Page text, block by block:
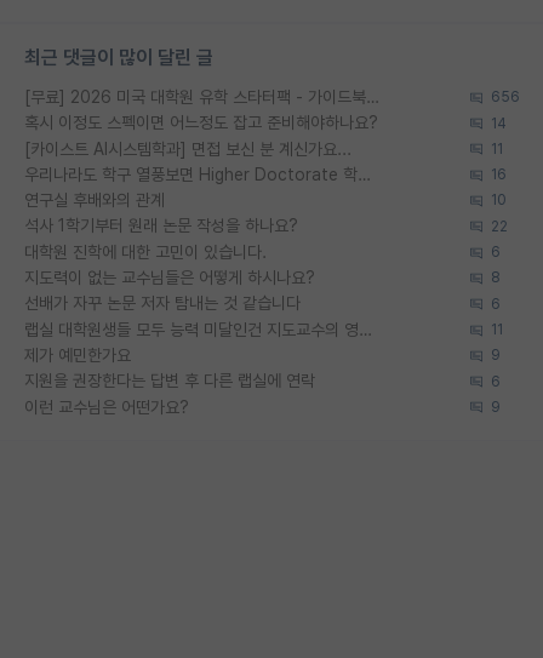
최근 댓글이 많이 달린 글
[무료] 2026 미국 대학원 유학 스타터팩 - 가이드북 & 합격자 컨택메일 템플릿 656
혹시 이정도 스펙이면 어느정도 잡고 준비해야하나요? 14
[카이스트 AI시스템학과] 면접 보신 분 계신가요... 11
우리나라도 학구 열풍보면 Higher Doctorate 학위가 필요하다고 봅니다. 16
연구실 후배와의 관계 10
석사 1학기부터 원래 논문 작성을 하나요? 22
대학원 진학에 대한 고민이 있습니다. 6
지도력이 없는 교수님들은 어떻게 하시나요? 8
선배가 자꾸 논문 저자 탐내는 것 같습니다 6
랩실 대학원생들 모두 능력 미달인건 지도교수의 영향 아닌가? 11
제가 예민한가요 9
지원을 권장한다는 답변 후 다른 랩실에 연락 6
이런 교수님은 어떤가요? 9